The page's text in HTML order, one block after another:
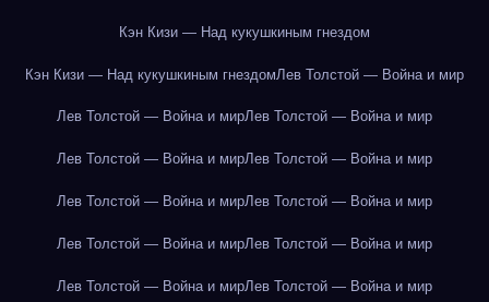
Кэн Кизи — Над кукушкиным гнездом
Кэн Кизи — Над кукушкиным гнездомЛев Толстой — Война и мир
Лев Толстой — Война и мирЛев Толстой — Война и мир
Лев Толстой — Война и мирЛев Толстой — Война и мир
Лев Толстой — Война и мирЛев Толстой — Война и мир
Лев Толстой — Война и мирЛев Толстой — Война и мир
Лев Толстой — Война и мирЛев Толстой — Война и мир